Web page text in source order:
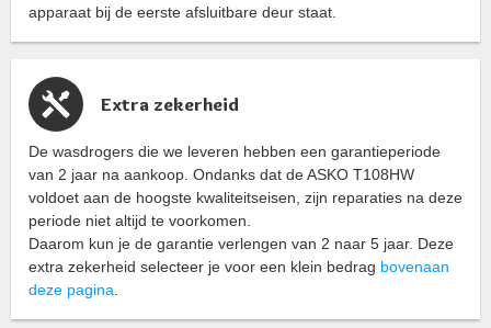
apparaat bij de eerste afsluitbare deur staat.
Extra zekerheid
De wasdrogers die we leveren hebben een garantieperiode
van 2 jaar na aankoop. Ondanks dat de ASKO T108HW
voldoet aan de hoogste kwaliteitseisen, zijn reparaties na deze
periode niet altijd te voorkomen.
Daarom kun je de garantie verlengen van 2 naar 5 jaar. Deze
extra zekerheid selecteer je voor een klein bedrag bovenaan
deze pagina.